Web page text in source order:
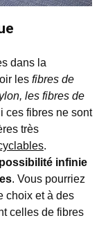
dans la
les fibres de
les fibres de
ces fibres ne sont
très
.
possibilité infinie
. Vous pourriez
choix et à des
celles de fibres